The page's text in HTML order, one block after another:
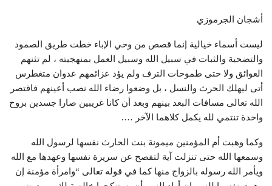
أشجان الجرموزي
ليست أسماء خيالية إنما قصص من وحي الإباء خطت طريق الصمود
والتضحية والثبات في سبيل الله وسبيل العمل بمنهجيته ، لم تثنهم
العوائق ولا حتى طموحات الترف ولم يؤد عزائمهم عدوان متغطرس
أتى ليهلك الحرث والنسل ، بل وضعوا رضاء الله نصب أعينهم فاقتصر
الله تعالى مسافات البعد بينهم وبعد أن كانا غريبين صارا جسدين بروح
واحدة تنتمي لله يكمل كلاهما الآخر ….
وكما وهبت أم المؤمنين ميمونة بنت الحارث نفسها لرسول الله
وسمعها الله حتى تنزلت آية لتفصح عن سريرة نفسها وعهدها مع الله
ويأمر الله رسوله بالزواج منها كما في قوله تعالى “وامرأة مؤمنة إن